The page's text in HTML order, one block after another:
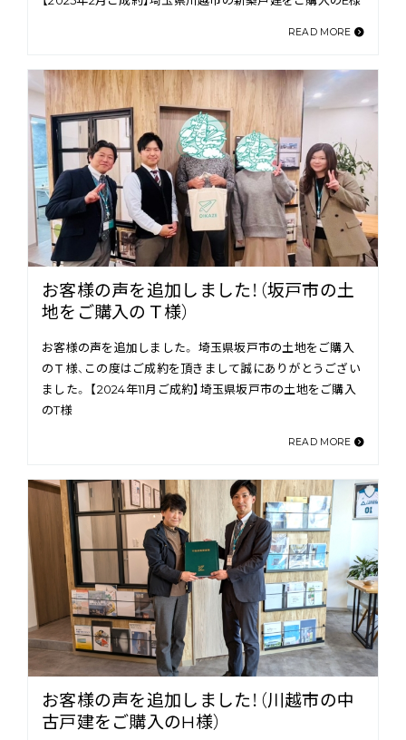
READ MORE
お客様の声を追加しました！（坂戸市の土
地をご購入のＴ様）
お客様の声を追加しました。 埼玉県坂戸市の土地をご購入
のＴ様、この度はご成約を頂きまして誠にありがとうござい
ました。 【2024年11月ご成約】埼玉県坂戸市の土地をご購入
のT様
READ MORE
お客様の声を追加しました！（川越市の中
古戸建をご購入のH様）